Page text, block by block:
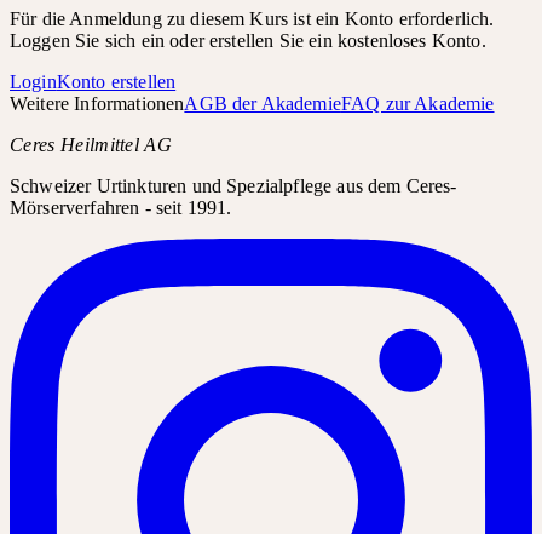
Für die Anmeldung zu diesem Kurs ist ein Konto erforderlich.
Loggen Sie sich ein oder erstellen Sie ein kostenloses Konto.
LoginKonto erstellen
Weitere InformationenAGB der AkademieFAQ zur Akademie
Ceres Heilmittel AG
Schweizer Urtinkturen und Spezialpflege aus dem Ceres-
Mörserverfahren - seit 1991.